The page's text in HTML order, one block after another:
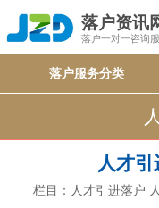
落户资讯
落户一对一咨询
落户服务分类
人才
栏目： 人才引进落户